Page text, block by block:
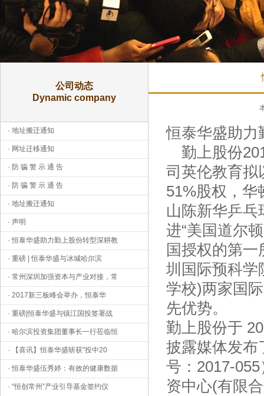
公司动态
Dynamic company
· 地址搬迁通知
· 网址迁移通知
· 防 骗 警 示 通 告
· 防 骗 警 示 通 告
· 地址搬迁通知
· 声明
·恒泰华盛助力勤上股份转型深耕教
· 重磅 | 恒泰华盛与冰城哈尔滨
· 常州深圳加强资本与产业对接，常
· 2017新三板峰会举办，恒泰华
· 重磅|恒泰华盛与镇江国投签署战
· 哈尔滨投资集团董事长一行莅临恒
· 【喜讯】恒泰华盛斩获"投中20
·恒泰华盛伍秀婷：有效的健康数据
· “恒创常州”产业引导基金签约仪
恒泰华盛助力
勤上股份
司英伦教育拟
51%股权，华
山陈新华乒
进“美国道尔
国授权的第
圳国际预科学
学校)两家国
先优势。
勤上股份于
披露媒体发布
号：2017-
资中心(有限